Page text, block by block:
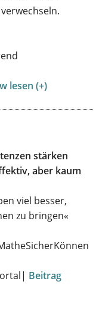
lesen (+)
stärken
aber kaum
viel besser,
zu bringen«
Beitrag